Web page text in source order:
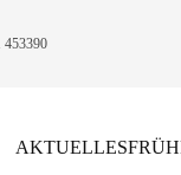
453390
AKTUELLES